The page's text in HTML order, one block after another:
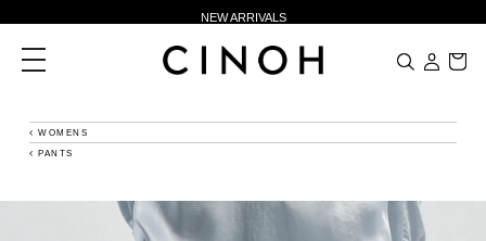
NEW ARRIVALS
新規会員登録500ポイントプレゼント
夏季休業に伴う一部業務休業のお知らせ
ニュースレター登録で¥1,000クーポン進呈
toggle
navigation
WOMENS
PANTS